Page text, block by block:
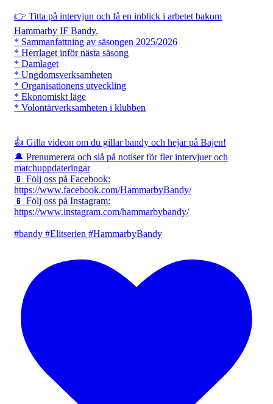
👉 Titta på intervjun och få en inblick i arbetet bakom
Hammarby IF Bandy.
* Sammanfattning av säsongen 2025/2026
* Herrlaget inför nästa säsong
* Damlaget
* Ungdomsverksamheten
* Organisationens utveckling
* Ekonomiskt läge
* Volontärverksamheten i klubben
👍 Gilla videon om du gillar bandy och hejar på Bajen!
🔔 Prenumerera och slå på notiser för fler intervjuer och
matchuppdateringar
📱 Följ oss på Facebook:
https://www.facebook.com/HammarbyBandy/
📱 Följ oss på Instagram:
https://www.instagram.com/hammarbybandy/
#bandy #Elitserien #HammarbyBandy